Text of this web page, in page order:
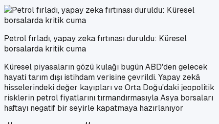
Petrol fırladı, yapay zeka fırtınası duruldu: Küresel
borsalarda kritik cuma
Küresel piyasaların gözü kulağı bugün ABD'den gelecek
hayati tarım dışı istihdam verisine çevrildi. Yapay zekâ
hisselerindeki değer kayıpları ve Orta Doğu'daki jeopolitik
risklerin petrol fiyatlarını tırmandırmasıyla Asya borsaları
haftayı negatif bir seyirle kapatmaya hazırlanıyor